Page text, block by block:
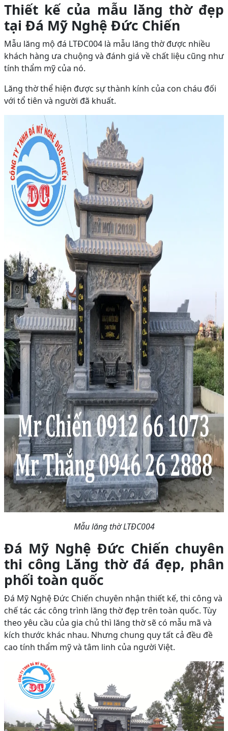
Thiết kế của mẫu lăng thờ đẹp
tại Đá Mỹ Nghệ Đức Chiến
Mẫu lăng mộ đá LTĐC004 là mẫu lăng thờ được nhiều
khách hàng ưa chuộng và đánh giá về chất liệu cũng như
tính thẩm mỹ của nó.
Lăng thờ thể hiện được sự thành kính của con cháu đối
với tổ tiên và người đã khuất.
Mẫu lăng thờ LTĐC004
Đá Mỹ Nghệ Đức Chiến chuyên
thi công Lăng thờ đá đẹp, phân
phối toàn quốc
Đá Mỹ Nghệ Đức Chiến chuyên nhận thiết kế, thi công và
chế tác các công trình lăng thờ đẹp trên toàn quốc. Tùy
theo yêu cầu của gia chủ thì lăng thờ sẽ có mẫu mã và
kích thước khác nhau. Nhưng chung quy tất cả đều đề
cao tính thẩm mỹ và tâm linh của người Việt.